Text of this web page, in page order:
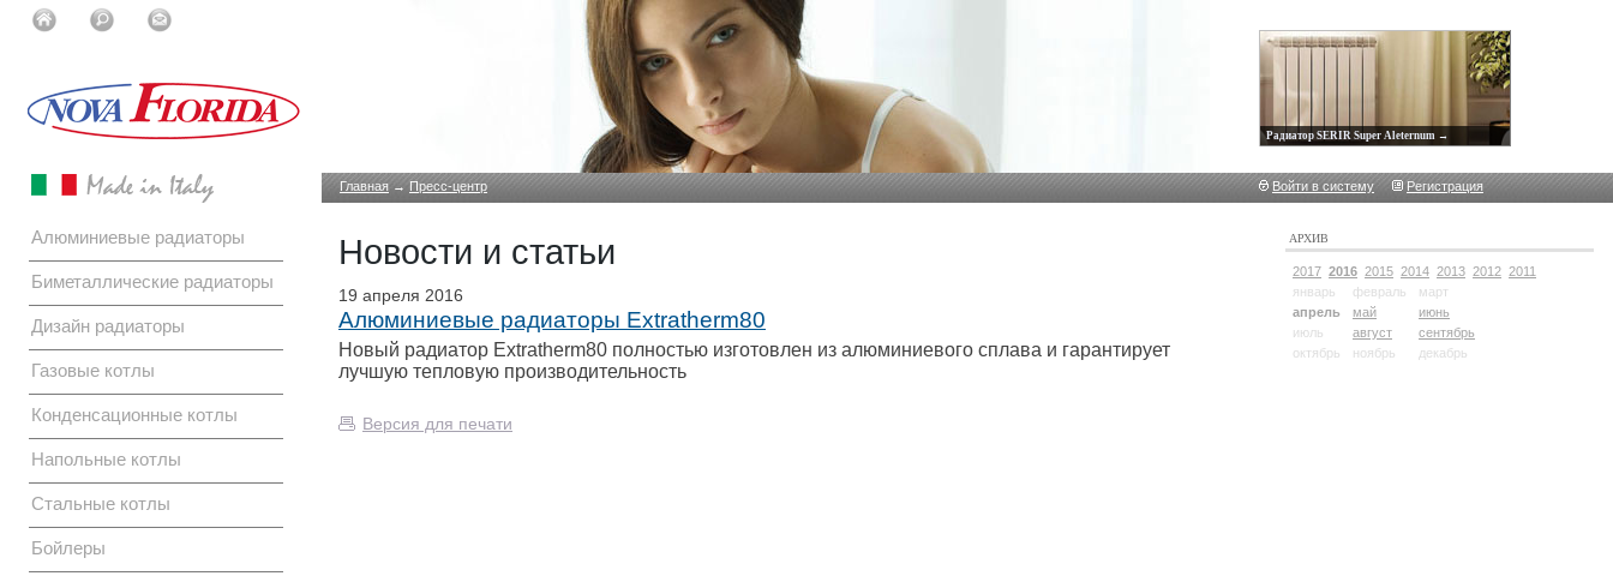
Радиатор SERIR Super Aleternum →
Главная→ Пресс-центр Войти в систему Регистрация
Алюминиевые радиаторы
Биметаллические радиаторы
Дизайн радиаторы
Газовые котлы
Конденсационные котлы
Напольные котлы
Стальные котлы
Бойлеры
Новости и статьи
19 апреля 2016
Алюминиевые радиаторы Extratherm80
Новый радиатор Extratherm80 полностью изготовлен из алюминиевого сплава и гарантирует
лучшую тепловую производительность
Версия для печати
АРХИВ
2017 2016 2015 2014 2013 2012 2011
январь
февраль
март
апрель
май
июнь
июль
август
сентябрь
октябрь
ноябрь декабрь